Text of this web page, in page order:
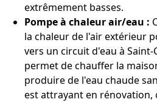
extrêmement basses.
Pompe à chaleur air/eau :
la chaleur de l'air extérieur
vers un circuit d'eau à Saint-
permet de chauffer la
produire de l'eau chaude
est attrayant en rénovation,